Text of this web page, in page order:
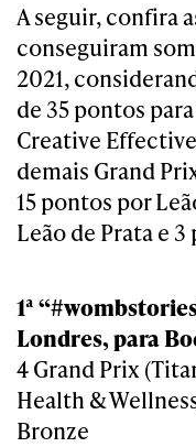
A seguir, confira
conseguiram
2021,
de 35 pontos
Creative
demais Grand
15 pontos por
Leão de Prata e
1ª
Londres, para
4 Grand Prix
Health &
Bronze